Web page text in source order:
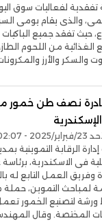
تفقدية لفعاليات سوق
والذى يقام يومى
حيث تفقد جميع
الغذائية من اللحوم
والسكر والأرز
نصف طن خمور
2025 - 02:07 م
الرقابة التموينية
فى الاسكندرية،
وفريق العمل التابع له
لمباحث التموين،
لتصنيع الخمور
المختصة. وقال